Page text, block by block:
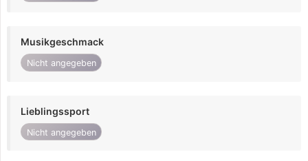
Musikgeschmack
Nicht angegeben
Lieblingssport
Nicht angegeben